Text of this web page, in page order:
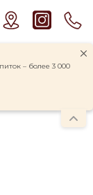
– более 3 000